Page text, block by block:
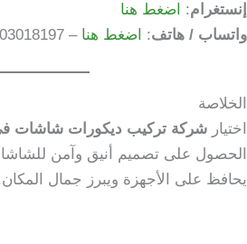
إنستغرام: اضغط هنا
واتساب / هاتف: اضغط هنا – 0503018197
الخلاصة
اختيار شركة تركيب ديكورات شاشات
الحصول على تصميم أنيق وآمن
يحافظ على الأجهزة ويبرز جمال